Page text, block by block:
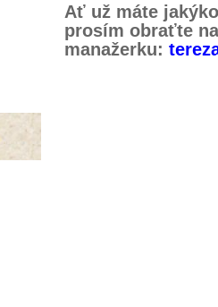
Ať už máte
prosím obraťte
manažerku: